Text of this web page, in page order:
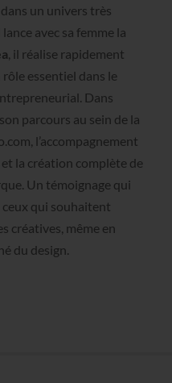
un univers très
avec sa femme la
, il réalise rapidement
essentiel dans le
Dans
parcours au sein de la
l’accompagnement
la création complète de
Un témoignage qui
ceux qui souhaitent
créatives, même en
du design.